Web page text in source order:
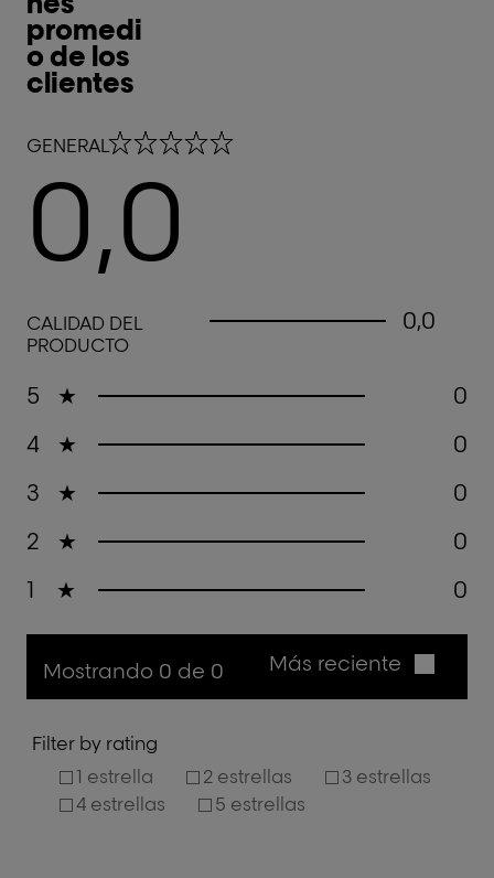
5 ★
0
4
★
0
3
★
0
2
★
0
1
★ 0
promedi
o de los
clientes
GENERAL
0,0 out of 5 stars
0,0
CALIDAD DEL
PRODUCTO
0,0 out of 5 stars 0,0
Mostrando 0 de 0 Más reciente
Filter by rating
1 estrella
2 estrellas
3 estrellas
4 estrellas
5 estrellas